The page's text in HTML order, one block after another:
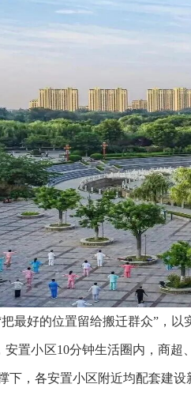
最好的位置留给搬迁群众”，
置小区10分钟生活圈内，商
下，各安置小区附近均配套建设